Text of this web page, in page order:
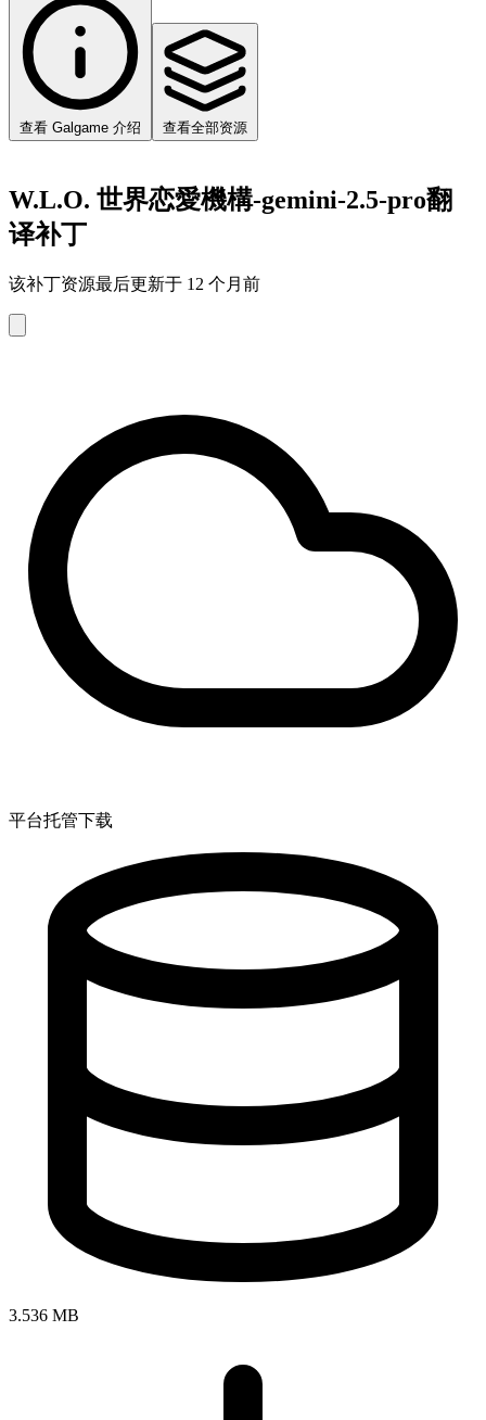
查看 Galgame 介绍 查看全部资源
W.L.O. 世界恋愛機構-gemini-2.5-pro翻
译补丁
该补丁资源最后更新于 12 个月前
平台托管下载
3.536 MB